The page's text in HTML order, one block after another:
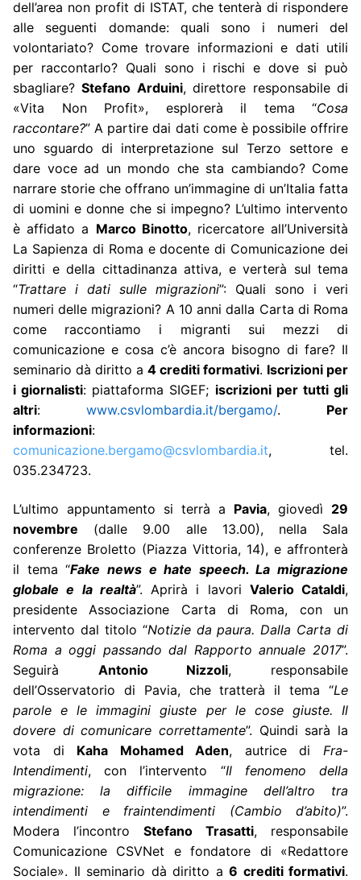
dell’area non profit di ISTAT, che tenterà di rispondere
alle seguenti domande: quali sono i numeri del
volontariato? Come trovare informazioni e dati utili
per raccontarlo? Quali sono i rischi e dove si può
sbagliare?Stefano Arduini, direttore responsabile di
«Vita Non Profit», esplorerà il tema “Cosa
raccontare?” A partire dai dati come è possibile offrire
uno sguardo di interpretazione sul Terzo settore e
dare voce ad un mondo che sta cambiando? Come
narrare storie che offrano un’immagine di un’Italia fatta
di uomini e donne che si impegno? L’ultimo intervento
è affidato a Marco Binotto, ricercatore all’Università
La Sapienza di Roma e docente di Comunicazione dei
diritti e della cittadinanza attiva, e verterà sul tema
“Trattare i dati sulle migrazioni”: Quali sono i veri
numeri delle migrazioni? A 10 anni dalla Carta di Roma
come raccontiamo i migranti sui mezzi di
comunicazione e cosa c’è ancora bisogno di fare? Il
seminario dà diritto a 4 crediti formativi. Iscrizioni per
i giornalisti: piattaforma SIGEF; iscrizioni per tutti gli
altri: www.csvlombardia.it/bergamo/. Per
informazioni:
comunicazione.bergamo@csvlombardia.it, tel.
035.234723.
L’ultimo appuntamento si terrà a Pavia, giovedì 29
novembre (dalle 9.00 alle 13.00), nella Sala
conferenze Broletto (Piazza Vittoria, 14), e affronterà
il tema “Fake news e hate speech. La migrazione
globale e la realtà”. Aprirà i lavori Valerio Cataldi,
presidente Associazione Carta di Roma, con un
intervento dal titolo “Notizie da paura. Dalla Carta di
Roma a oggi passando dal Rapporto annuale 2017”.
Seguirà Antonio Nizzoli, responsabile
dell’Osservatorio di Pavia, che tratterà il tema “Le
parole e le immagini giuste per le cose giuste. Il
dovere di comunicare correttamente”. Quindi sarà la
vota di Kaha Mohamed Aden, autrice di Fra-
Intendimenti, con l’intervento “Il fenomeno della
migrazione: la difficile immagine dell’altro tra
intendimenti e fraintendimenti (Cambio d’abito)”.
Modera l’incontro Stefano Trasatti, responsabile
Comunicazione CSVNet e fondatore di «Redattore
Sociale». Il seminario dà diritto a 6 crediti formativi.